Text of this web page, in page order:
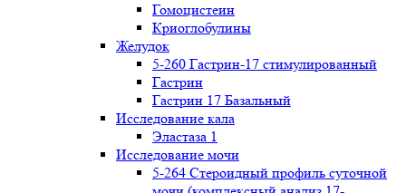
Гомоцистеин
Криоглобулины
Желудок
5-260 Гастрин-17 стимулированный
Гастрин
Гастрин 17 Базальный
Исследование кала
Эластаза 1
Исследование мочи
5-264 Стероидный профиль суточной